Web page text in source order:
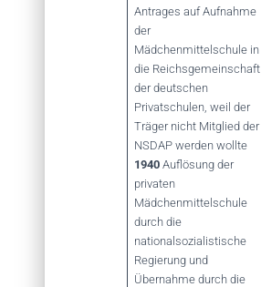
Antrages auf Aufnahme
der
Mädchenmittelschule in
die Reichsgemeinschaft
der deutschen
Privatschulen, weil der
Träger nicht Mitglied der
NSDAP werden wollte
1940 Auflösung der
privaten
Mädchenmittelschule
durch die
nationalsozialistische
Regierung und
Übernahme durch die